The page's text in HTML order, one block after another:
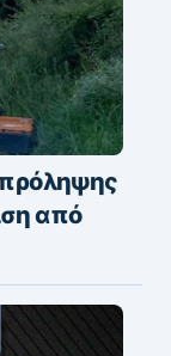
πρόληψης
από